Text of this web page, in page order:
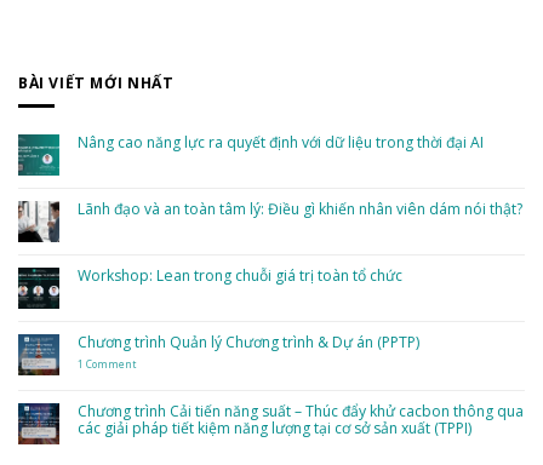
BÀI VIẾT MỚI NHẤT
Nâng cao năng lực ra quyết định với dữ liệu trong thời đại AI
Nâng
cao
định
với
thời
đại
AI
Lãnh đạo và an toàn tâm lý: Điều gì khiến nhân viên dám nói thật?
Lãnh
đạo
lý:
Điều
gì
dám
nói
thật?
Workshop: Lean trong chuỗi giá trị toàn tổ chức
Workshop:
Lean
trong
chuỗi
toàn
tổ
chức
Chương trình Quản lý Chương trình & Dự án (PPTP)
1 Commenton
lý
Chương
trình
Chương trình Cải tiến năng suất – Thúc đẩy khử cacbon thông qua
các giải pháp tiết kiệm năng lượng tại cơ sở sản xuất (TPPI)